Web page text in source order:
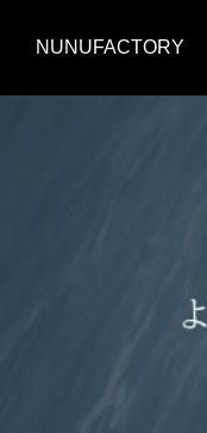
NUNUFACTORY